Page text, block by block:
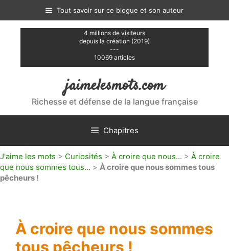
contenu
Tout savoir sur ce blogue et son auteur
4 millions de visiteurs
depuis la création (2019)
---
10069 articles
jaimelesmots.com
Richesse et défense de la langue française
Chapitres
J'aime les mots > Curiosités > À croire que nous... > À croire
que nous sommes tous... > À croire que nous sommes tous
pêcheurs !
À croire que nous sommes
tous pêcheurs !